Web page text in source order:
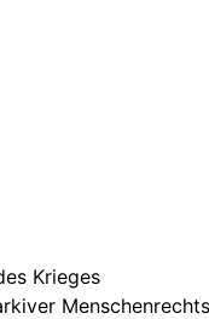
Krieges